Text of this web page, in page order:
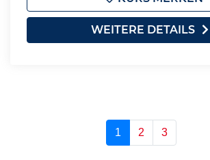
WEITERE DETAILS
1 2 3